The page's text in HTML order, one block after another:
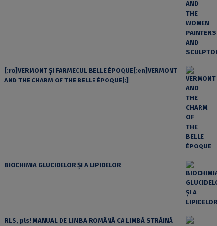
[:ro]VERMONT ȘI FARMECUL BELLE ÉPOQUE[:en]VERMONT
AND THE CHARM OF THE BELLE ÉPOQUE[:]
BIOCHIMIA GLUCIDELOR ȘI A LIPIDELOR
RLS, pls! MANUAL DE LIMBA ROMÂNĂ CA LIMBĂ STRĂINĂ